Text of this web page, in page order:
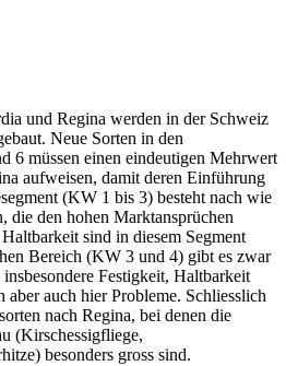
und Regina werden in der Schweiz
Neue Sorten in den
6 müssen einen eindeutigen Mehrwert
aufweisen, damit deren Einführung
(KW 1 bis 3) besteht nach wie
die den hohen Marktansprüchen
sind in diesem Segment
Bereich (KW 3 und 4) gibt es zwar
Festigkeit, Haltbarkeit
aber auch hier Probleme. Schliesslich
nach Regina, bei denen die
(Kirschessigfliege,
besonders gross sind.